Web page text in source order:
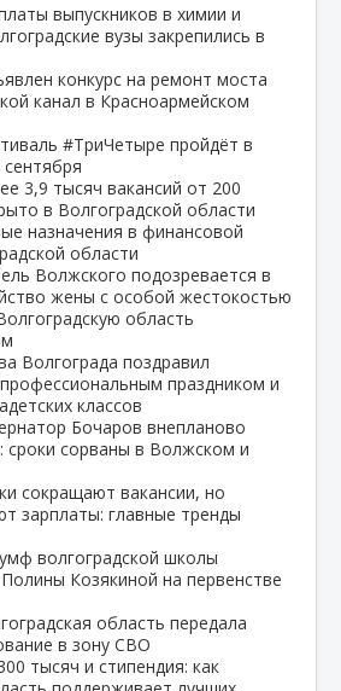
выпускников в химии и
вузы закрепились в
конкурс на ремонт моста
канал в Красноармейском
#ТриЧетыре пройдёт в
3,9 тысяч вакансий от 200
в Волгоградской области
назначения в финансовой
области
Волжского подозревается в
жены с особой жестокостью
область
Волгограда поздравил
праздником и
классов
Бочаров внепланово
сроки сорваны в Волжском и
сокращают вакансии, но
зарплаты: главные тренды
волгоградской школы
Козякиной на первенстве
область передала
в зону СВО
тысяч и стипендия: как